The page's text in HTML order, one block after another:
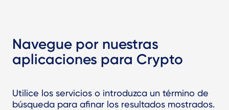
Navegue por nuestras
aplicaciones para Crypto
Utilice los servicios o introduzca un término de
búsqueda para afinar los resultados mostrados.